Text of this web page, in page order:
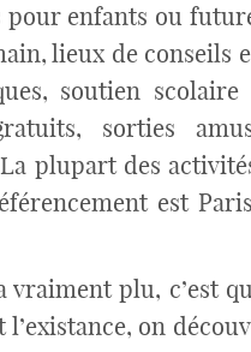
pour enfants ou
lieux de conseils
soutien
sorties
plupart des
est
vraiment plu, c’est
l’existance, on